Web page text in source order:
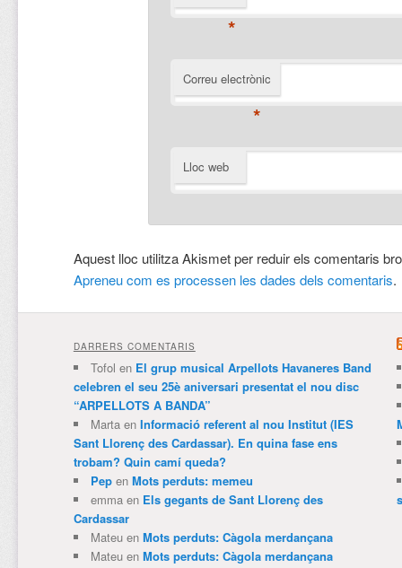
*
Correu electrònic
*
Lloc web
Aquest lloc utilitza Akismet per reduir els comentaris
Apreneu com es processen les dades dels comentaris.
DARRERS COMENTARIS
Tofol en El grup musical Arpellots Havaneres Band
celebren el seu 25è aniversari presentat el nou disc
“ARPELLOTS A BANDA”
Martaen Informació referent al nou Institut (IES
Sant Llorenç des Cardassar). En quina fase ens
trobam? Quin camí queda?
Pepen Mots perduts: memeu
emmaen Els gegants de Sant Llorenç des
Cardassar
Mateuen Mots perduts: Càgola merdançana
Mateuen Mots perduts: Càgola merdançana